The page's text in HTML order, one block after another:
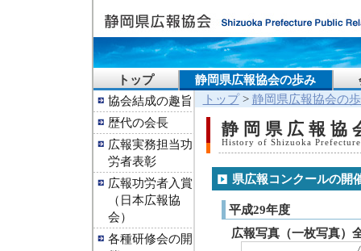
トップ 静岡県広報協会の歩み
協会結成の趣旨
歴代の会長
広報実務担当功
労者表彰
広報功労者入賞
（日本広報協
会）
各種研修会の開
トップ> 静岡県広報協会の
静岡県広報協
History of Shizuoka
県広報コンクールの開
平成29年度
広報写真（一枚写真）